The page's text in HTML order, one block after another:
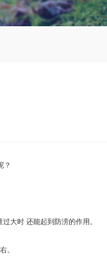
？
大时 还能起到防涝的作用。
。